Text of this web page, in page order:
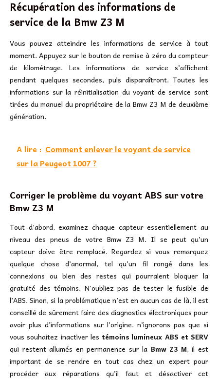
Récupération des informations de
service de la Bmw Z3 M
Vous pouvez atteindre les informations de service à tout
moment. Appuyez sur le bouton de remise à zéro du compteur
de kilométrage. Les informations de service s’affichent
pendant quelques secondes, puis disparaîtront. Toutes les
informations sur la réinitialisation du voyant de service sont
tirées du manuel du propriétaire de la Bmw Z3 M de deuxième
génération.
A lire : Comment enlever le voyant de service
sur la Peugeot 1007 ?
Corriger le problème du voyant ABS sur votre
Bmw Z3 M
Tout d’abord, examinez chaque capteur essentiellement au
niveau des pneus de votre Bmw Z3 M. Il se peut qu’un
capteur doive être remplacé. Regardez si vous remarquez
quelque chose d’anormal, tel qu’un fil rongé dans les
connexions ou bien des restes qui pourraient bloquer la
gratuité des témoins. N’oubliez pas de tester le fusible de
l’ABS. Sinon, si la problématique n’est en aucun cas de là, il est
conseillé de sûrement faire des diagnostics électroniques pour
avoir plus d’informations sur l’origine. n’ignorons pas que si
vous souhaitez inactiver les témoins lumineux ABS et SERV
qui restent allumés en permanence sur la Bmw Z3 M, il est
important de se rendre en tout cas chez un expert pour
procéder aux réparations qu’il faut et désactiver cet